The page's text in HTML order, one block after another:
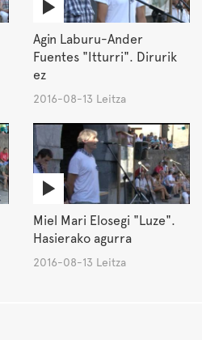
Agin Laburu-Ander
Fuentes "Itturri". Dirurik
ez
2016-08-13 Leitza
Miel Mari Elosegi "Luze".
Hasierako agurra
2016-08-13 Leitza